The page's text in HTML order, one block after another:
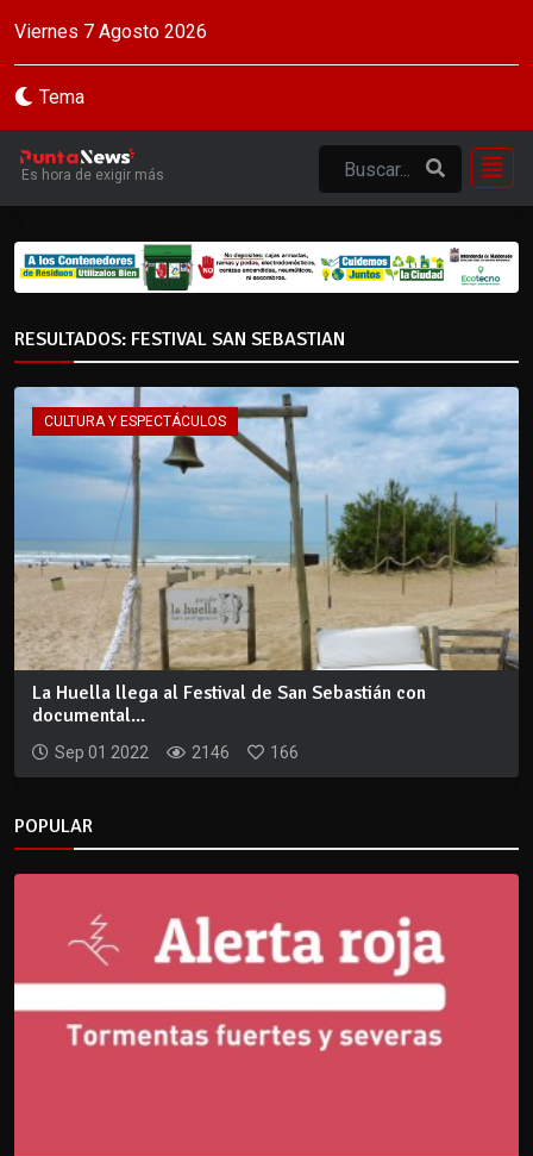
Viernes 7 Agosto 2026
Tema
Es hora de exigir más
RESULTADOS: FESTIVAL SAN SEBASTIAN
CULTURA Y ESPECTÁCULOS
La Huella llega al Festival de San Sebastián con
documental...
Sep 01 2022 2146 166
POPULAR